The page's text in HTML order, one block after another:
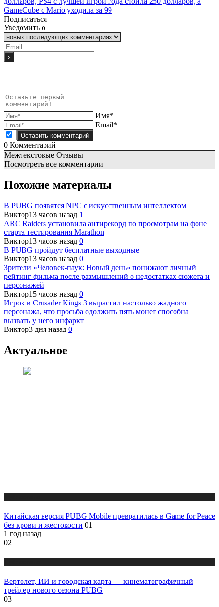
GameCube с Mario уходила за 99
Подписаться
Уведомить о
Имя*
Email*
0 Комментарий
Межтекстовые Отзывы
Посмотреть все комментарии
Похожие материалы
В PUBG появятся NPC с искусственным интеллектом
Виктор13 часов назад 1
ARC Raiders установила антирекорд по просмотрам на фоне
старта тестирования Marathon
Виктор13 часов назад 0
В PUBG пройдут бесплатные выходные
Виктор13 часов назад 0
Зрители «Человек-паук: Новый день» понижают личный
рейтинг фильма после размышлений о недостатках сюжета и
персонажей
Виктор15 часов назад 0
Игрок в Crusader Kings 3 вырастил настолько жадного
персонажа, что просьба одолжить пять монет способна
вызвать у него инфаркт
Виктор3 дня назад 0
Актуальное
Китайская версия PUBG Mobile превратилась в Game for Peace
без крови и жестокости 01
1 год назад
02
Вертолет, ИИ и городская карта — кинематографичный
трейлер нового сезона PUBG
03